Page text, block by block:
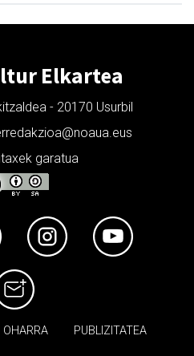
Elkartea
- 20170 Usurbil
garatua
OHARRA PUBLIZITATEA